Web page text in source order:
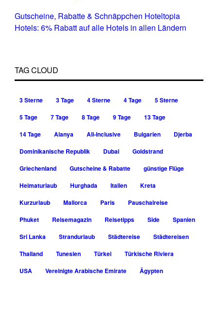
Gutscheine, Rabatte & Schnäppchen Hoteltopia
Hotels: 6% Rabatt auf alle Hotels in allen Ländern
TAG CLOUD
3 Sterne 3 Tage 4 Sterne 4 Tage
5 Sterne
5 Tage
7 Tage 8 Tage 9 Tage
13 Tage
14 Tage
Alanya All-Inclusive Bulgarien
Djerba
Dominikanische Republik
Dubai
Goldstrand
Griechenland
Gutscheine & Rabatte
günstige Flüge
Heimaturlaub
Hurghada Italien
Kreta
Kurzurlaub
Mallorca Paris
Pauschalreise
Phuket
Reisemagazin Reisetipps Side
Spanien
Sri Lanka
Strandurlaub Städtereise
Städtereisen
Thailand
Tunesien Türkei
Türkische Riviera
USA
Vereinigte Arabische Emirate Ägypten